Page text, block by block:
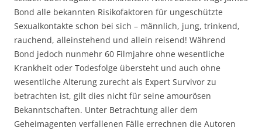
Bond alle bekannten Risikofaktoren für ungeschützte
Sexualkontakte schon bei sich – männlich, jung, trinkend,
rauchend, alleinstehend und allein reisend! Während
Bond jedoch nunmehr 60 Filmjahre ohne wesentliche
Krankheit oder Todesfolge übersteht und auch ohne
wesentliche Alterung zurecht als Expert Survivor zu
betrachten ist, gilt dies nicht für seine amourösen
Bekanntschaften. Unter Betrachtung aller dem
Geheimagenten verfallenen Fälle errechnen die Autoren